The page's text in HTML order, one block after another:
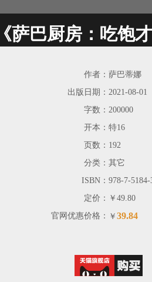
《萨巴厨房：吃饱
作者： 萨巴蒂娜
出版日期： 2021-08-01
字数： 200000
开本： 特16
页数： 192
分类： 其它
ISBN： 978-7-5184-
定价： ￥49.80
官网优惠价格： ￥ 39.84